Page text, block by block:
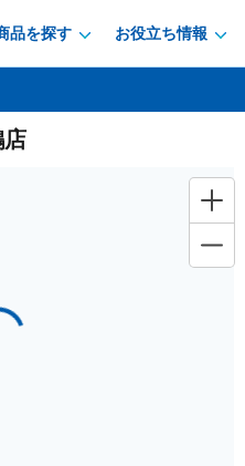
品を探す お役立ち情報